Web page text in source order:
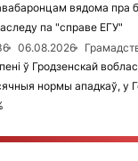
вядома пра
па "справе ЕГУ"
06.08.2026
ў Гродзенскай
нормы ападкаў, у